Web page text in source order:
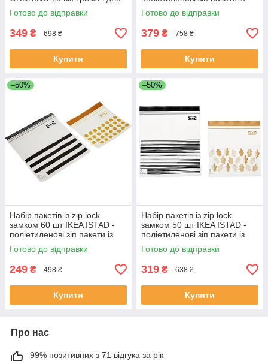
кухонних аксесуарів ІКЕА
ОРДНІНГ
Готово до відправки
349 ₴ 698 ₴
Купити
затяжками (зіпери)
405.256.85
Готово до відправки
379 ₴ 758 ₴
Купити
–50%
Набір пакетів із zip lock
замком 60 шт IKEA ISTAD -
поліетиленові зіп пакети із
затяжками (зіпери)
505.256.42
Готово до відправки
249 ₴ 498 ₴
Купити
–50%
Набір пакетів із zip lock
замком 50 шт IKEA ISTAD -
поліетиленові зіп пакети із
затяжками (зіпери)
705.256.79
Готово до відправки
319 ₴ 638 ₴
Купити
Про нас
99% позитивних з 71 відгука за рік